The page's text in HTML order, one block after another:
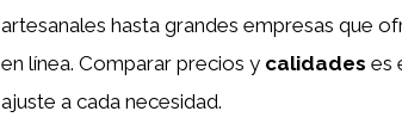
artesanales hasta grandes empresas que
en línea. Comparar precios y calidades es
ajuste a cada necesidad.